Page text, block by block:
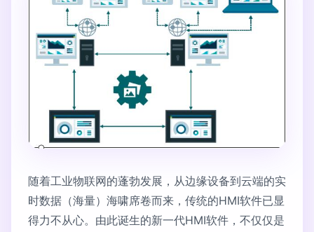
随着工业物联网的蓬勃发展，从边缘设备到云端的实
时数据（海量）海啸席卷而来，传统的HMI软件已显
得力不从心。由此诞生的新一代HMI软件，不仅仅是